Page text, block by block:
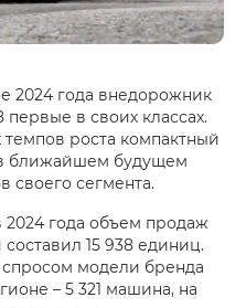
2024 года внедорожник
в своих классах.
роста компактный
ближайшем будущем
своего сегмента.
2024 года объем продаж
15 938 единиц.
модели бренда
– 5 321 машина, на